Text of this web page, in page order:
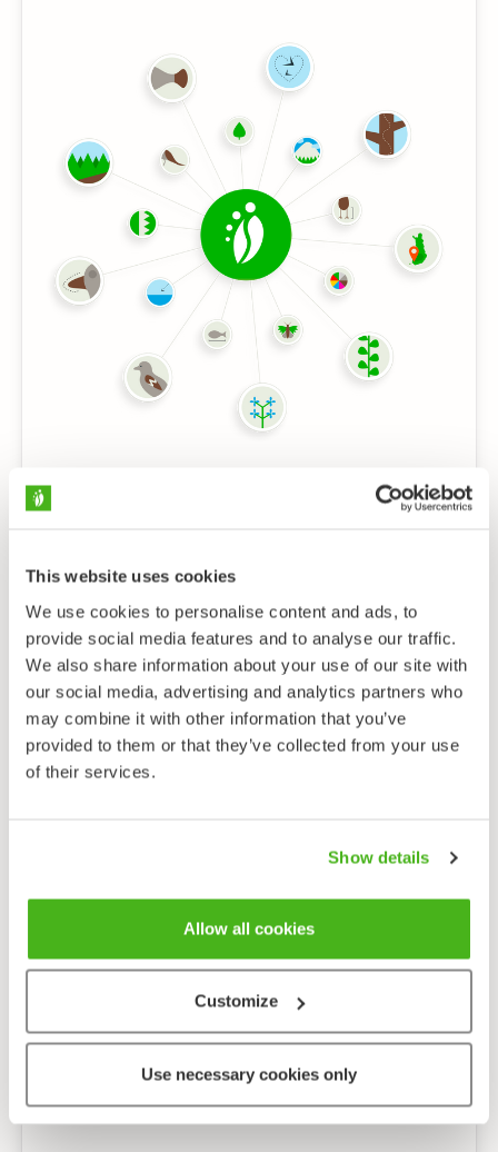
This website uses cookies
We use cookies to personalise content and ads, to
provide social media features and to analyse our traffic.
We also share information about your use of our site with
our social media, advertising and analytics partners who
may combine it with other information that you’ve
provided to them or that they’ve collected from your use
of their services.
Show details
Allow all cookies
Customize
Use necessary cookies only
Opi lukemaan luontoa – eli kuinka tunnistaa laji
riittää lajin tunnistamiseen
Apua tuntomerkkien valintaan
– Joskus on vaikea päättää oikeaa tuntomerkkiä,
silloin apukuvat ovat lähellä
Puiden tunnistaminen silmuista
– Puita voi tunnistaa jo ennen kukintaa ja lehtien
puhkeamista
Tunnista lintulaudan linnut
Apua kasvion tekemiseen - 50 kasvia
Kokeile lajien tunnistamista
– Tältä sivulta vinkkejä lajintunnistustyökalujemme
käyttöön